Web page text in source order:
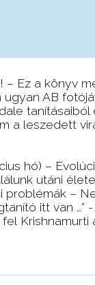
– Ez a könyv
AB
hó) –
utáni
problémák –
itt van